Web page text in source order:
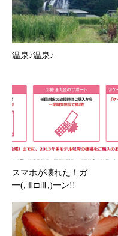
温泉♪温泉♪
スマホが壊れた！ガ
━(;Ⅲ□Ⅲ;)━ン!!